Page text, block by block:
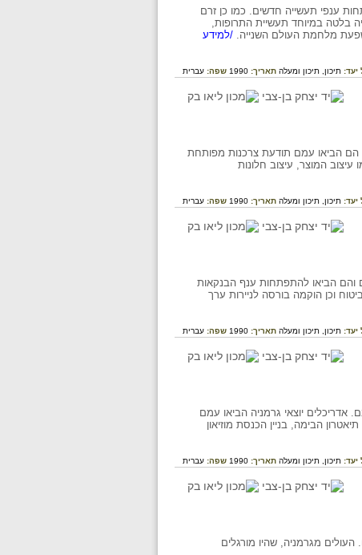
ענפי תעשייה חדשים. כמו כן זרם
בלטה במיוחד תעשיית התרופות,
מלחמת העולם השנייה. /למידע
יעד: תיכון, תיכון ומעלה תאריך: 1990 שפה: עברית
הם הביאו עמם תודעת צרכנות מפותחת
המוצר, עיצוב חלונות
יעד: תיכון, תיכון ומעלה תאריך: 1990 שפה: עברית
והם הביאו להתפתחות ענף הבנקאות
וכן הוקמה בורסה לניירות ערך
יעד: תיכון, תיכון ומעלה תאריך: 1990 שפה: עברית
אדריכלים יוצאי גרמניה הביאו עמם
הבימה, בניין הכנסת מוזיאון
יעד: תיכון, תיכון ומעלה תאריך: 1990 שפה: עברית
מגרמניה, שהיו מורגלים